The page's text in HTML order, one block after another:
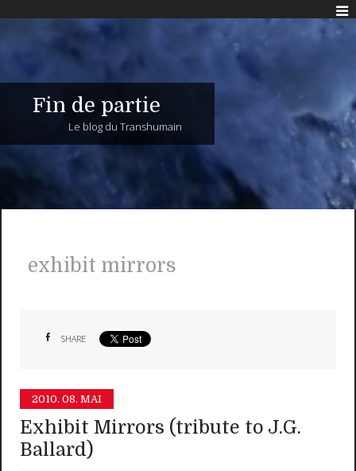
Fin de partie
Le blog du Transhumain
exhibit mirrors
SHARE
2010. 08. MAI
Exhibit Mirrors (tribute to J.G.
Ballard)